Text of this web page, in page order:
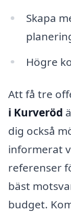
Skapa
Högre
Att få tre
i Kurveröd
dig också
informerat
referenser
bäst
budget.